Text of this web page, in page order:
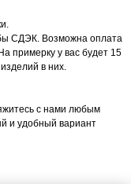
СДЭК. Возможна оплата
примерку у вас будет 15
в них.
с нами любым
и удобный вариант